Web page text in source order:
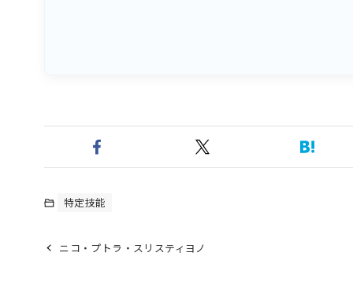
特定技能
ニコ・プトラ・スリスティヨノ